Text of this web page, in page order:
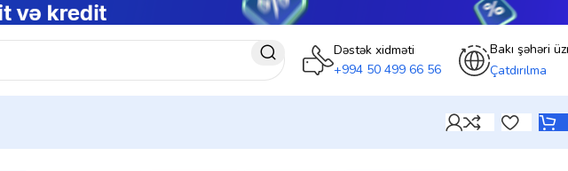
Dəstək xidməti
+994 50 499 66 56
Bakı şəhəri
Çatdırılma